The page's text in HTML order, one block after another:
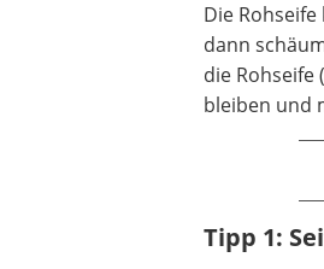
Die
dann
die
bleiben und
Tipp 1: